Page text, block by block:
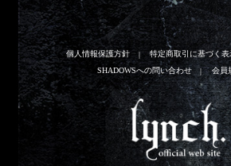
個人情報保護方針 特定商取引に基づく表
SHADOWSへの問い合わせ
会員